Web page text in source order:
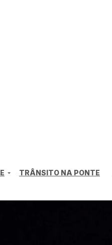
TRÂNSITO NA PONTE